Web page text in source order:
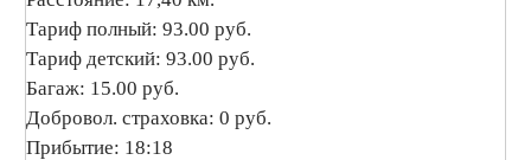
Тариф полный: 93.00 руб.
Тариф детский: 93.00 руб.
Багаж: 15.00 руб.
Добровол. страховка: 0 руб.
Прибытие: 18:18